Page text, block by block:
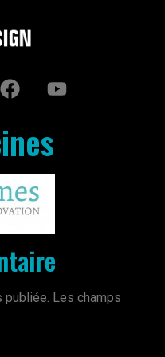
publiée. Les champs